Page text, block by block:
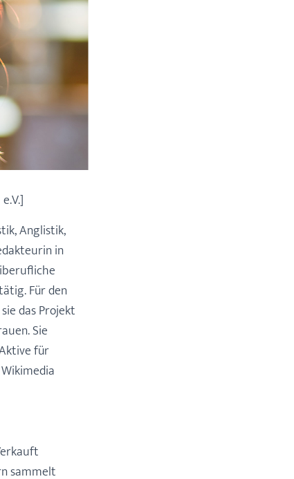
Anglistik,
in
Für den
das Projekt
Sie
für
sammelt